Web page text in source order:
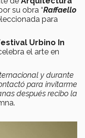
por su obra “Raffaello
para
Urbino In
el arte en
y durante
para invitarme
después recibo la